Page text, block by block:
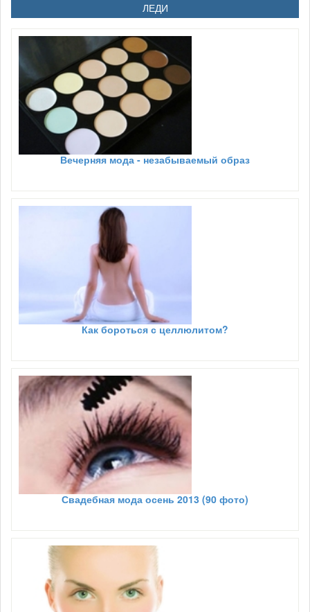
ЛЕДИ
Вечерняя мода - незабываемый образ
Как бороться с целлюлитом?
Свадебная мода осень 2013 (90 фото)